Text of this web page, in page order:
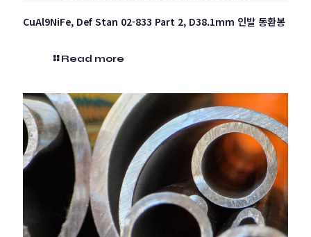
CuAl9NiFe, Def Stan 02-833 Part 2, D38.1mm 인발 동환봉
Read more